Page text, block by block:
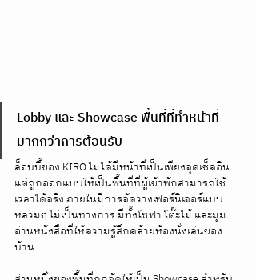
Lobby และ Showcase พื้นที่ที่ทำหน้าที่
มากกว่าการต้อนรับ
ล็อบบี้ของ KIRO ไม่ได้มีหน้าที่เป็นเพียงจุดเช็คอิน
แต่ถูกออกแบบให้เป็นพื้นที่ที่ผู้เข้าพักสามารถใช้
เวลาได้จริง ภายในมีการจัดวางเฟอร์นิเจอร์แบบ
หลวมๆ ไม่เป็นทางการ มีทั้งโซฟา โต๊ะไม้ และมุม
อ่านหนังสือที่ให้ความรู้สึกคล้ายห้องนั่งเล่นของ
บ้าน